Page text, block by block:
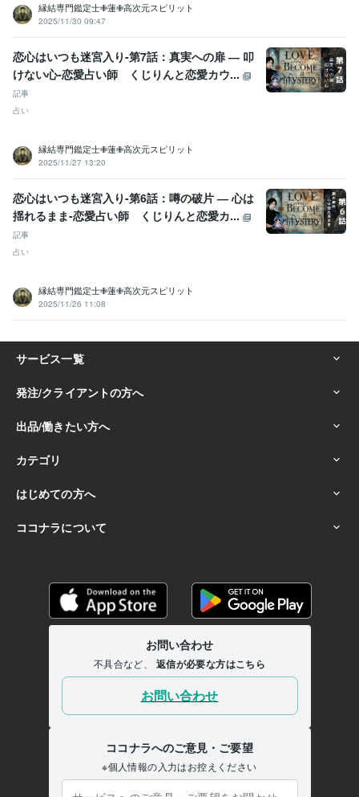
縁結専門鑑定士✙蓮✙高次元スピリット
2025/11/30 09:47
恋心はいつも迷宮入り-第7話：真実への扉 ― 叩
けない心-恋愛占い師 くじりんと恋愛カウ...
記事
占い
縁結専門鑑定士✙蓮✙高次元スピリット
2025/11/27 13:20
恋心はいつも迷宮入り-第6話：噂の破片 ― 心は
揺れるまま-恋愛占い師 くじりんと恋愛カ...
記事
占い
縁結専門鑑定士✙蓮✙高次元スピリット
2025/11/26 11:08